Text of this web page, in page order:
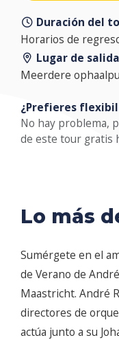
Duración del
Horarios de
Lugar de
Meerdere
¿Prefieres
No hay problema,
de este tour gratis
Lo más
Sumérgete en el
de Verano de
Maastricht. André
directores de
actúa junto a su